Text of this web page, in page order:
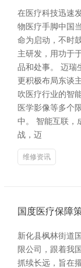
在医疗科技迅速
物医疗手脚中国
命为启动，不时
主研发，用功于
品和处事。 迈瑞
更积极布局东谈
吹医疗行业的智
医学影像等多个
中。 智能互联，
战，迈
维修资讯
国度医疗保障
新化县枫林街道
限公司，跟着我
抓续长远，旨在